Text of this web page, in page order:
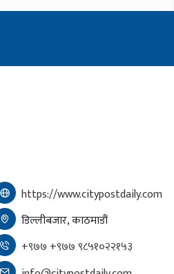
https://www.citypostdaily.com
डिल्लीबजार, काठमाडौं
+९७७ +९७७ ९८५१०२२१५३